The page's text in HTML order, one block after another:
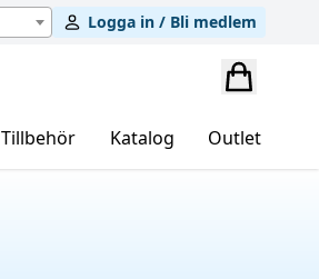
Logga in / Bli medlem
Tillbehör Katalog Outlet